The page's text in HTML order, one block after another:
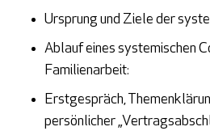
Ursprung und Ziele der
Ablauf eines systemischen
Familienarbeit:
Erstgespräch,
persönlicher